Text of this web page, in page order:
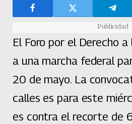
Publicidad
El Foro por el Derecho
a una marcha federal
20 de mayo. La
calles es para este
es contra el recorte de